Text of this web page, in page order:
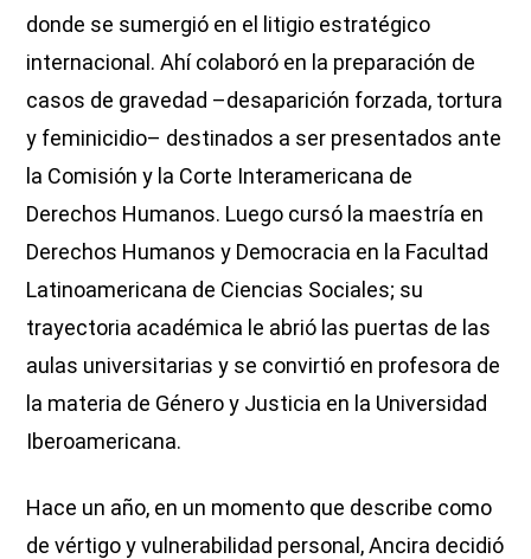
donde se sumergió en el litigio estratégico
internacional. Ahí colaboró en la preparación de
casos de gravedad –desaparición forzada, tortura
y feminicidio– destinados a ser presentados ante
la Comisión y la Corte Interamericana de
Derechos Humanos. Luego cursó la maestría en
Derechos Humanos y Democracia en la Facultad
Latinoamericana de Ciencias Sociales; su
trayectoria académica le abrió las puertas de las
aulas universitarias y se convirtió en profesora de
la materia de Género y Justicia en la Universidad
Iberoamericana.
Hace un año, en un momento que describe como
de vértigo y vulnerabilidad personal, Ancira decidió